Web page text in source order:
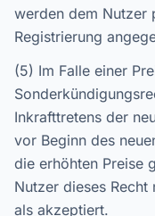
werden dem Nutzer
Registrierung
(5) Im Falle einer
Inkrafttretens der
vor Beginn des
die erhöhten Preise
Nutzer dieses
als akzeptiert.